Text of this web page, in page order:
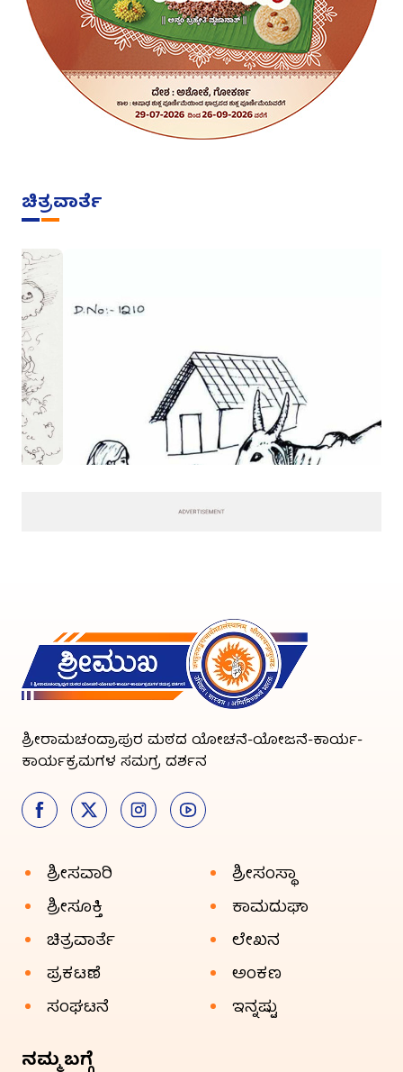
ಚಿತ್ರವಾರ್ತೆ
ಶ್ರೀರಾಮಚಂದ್ರಾಪುರ ಮಠದ ಯೋಚನೆ-ಯೋಜನೆ-ಕಾರ್ಯ-
ಕಾರ್ಯಕ್ರಮಗಳ ಸಮಗ್ರ ದರ್ಶನ
ಶ್ರೀಸವಾರಿ
ಶ್ರೀಸಂಸ್ಥಾ
ಶ್ರೀಸೂಕ್ತಿ
ಕಾಮದುಘಾ
ಚಿತ್ರವಾರ್ತೆ
ಲೇಖನ
ಪ್ರಕಟಣೆ
ಅಂಕಣ
ಸಂಘಟನೆ
ಇನ್ನಷ್ಟು
ನಮ್ಮ ಬಗ್ಗೆ